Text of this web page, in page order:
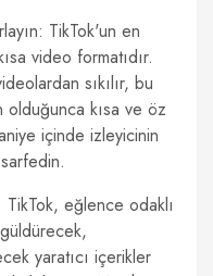
TikTok'un en
video formatıdır.
sıkılır, bu
olduğunca kısa ve öz
içinde izleyicinin
TikTok, eğlence odaklı
yaratıcı içerikler